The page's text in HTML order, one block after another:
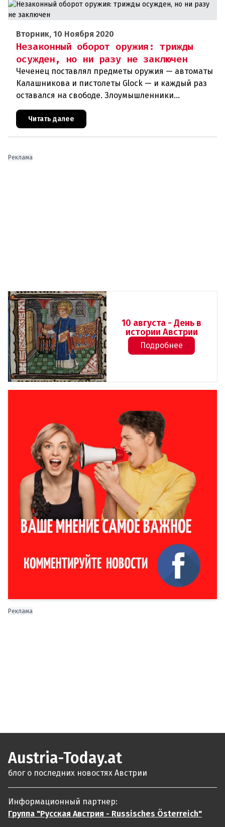
Вторник, 10 Ноября 2020
Незаконный оборот оружия: трижды
осужден, но ни разу не заключен
Чеченец поставлял предметы оружия — автоматы
Калашникова и пистолеты Glock — и каждый раз
оставался на свободе. Злоумышленники
используют незаконный оборот оружия в своих
террористических планах. Куйт
Читать далее
Реклама
10 августа - День в
истории Австрии
Подробнее
Реклама
Austria-Today.at
блог о последних новостях Австрии
Информационный партнер:
Группа "Русская Австрия - Russisches Österreich"